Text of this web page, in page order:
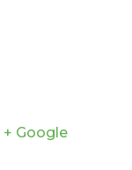
+ Google